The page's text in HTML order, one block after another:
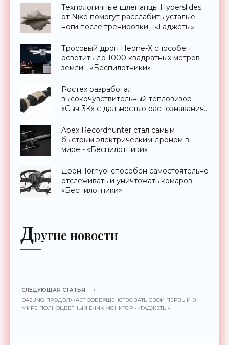
Технологичные шлепанцы Hyperslides
от Nike помогут расслабить усталые
ноги после тренировки - «Гаджеты»
Тросовый дрон Heone-X способен
осветить до 1000 квадратных метров
земли - «Беспилотники»
Ростех разработал
высокочувствительный тепловизор
«Сыч-3К» с дальностью распознавания
Apex Recordhunter стал самым
быстрым электрическим дроном в
мире - «Беспилотники»
Дрон Tornyol способен самостоятельно
отслеживать и уничтожать комаров -
«Беспилотники»
Другие новости
СЛЕДУЮЩАЯ СТАТЬЯ
DASUNG ПРОДОЛЖАЕТ СОВЕРШЕНСТВОВАТЬ СВОЙ ПЕРВЫЙ В
МИРЕ ПОЛНОЦВЕТНЫЙ E-INK МОНИТОР - «ГАДЖЕТЫ»